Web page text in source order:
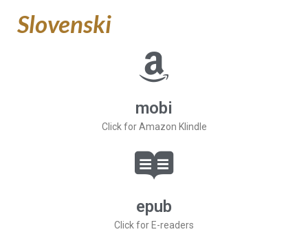
Slovenski
mobi
Click for Amazon Klindle
epub
Click for E-readers